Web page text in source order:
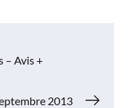
– Avis +
2013